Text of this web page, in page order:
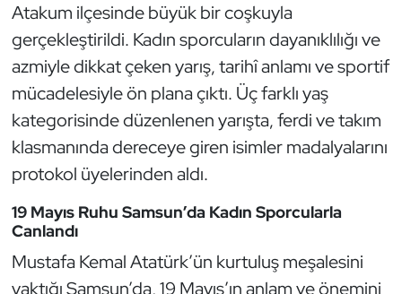
Atakum ilçesinde büyük bir coşkuyla
gerçekleştirildi. Kadın sporcuların dayanıklılığı ve
azmiyle dikkat çeken yarış, tarihî anlamı ve sportif
mücadelesiyle ön plana çıktı. Üç farklı yaş
kategorisinde düzenlenen yarışta, ferdi ve takım
klasmanında dereceye giren isimler madalyalarını
protokol üyelerinden aldı.
19 Mayıs Ruhu Samsun’da Kadın Sporcularla
Canlandı
Mustafa Kemal Atatürk’ün kurtuluş meşalesini
yaktığı Samsun’da, 19 Mayıs’ın anlam ve önemini
Genel
Golf
Güreş
Halter
Hava Sporları
Hentbol